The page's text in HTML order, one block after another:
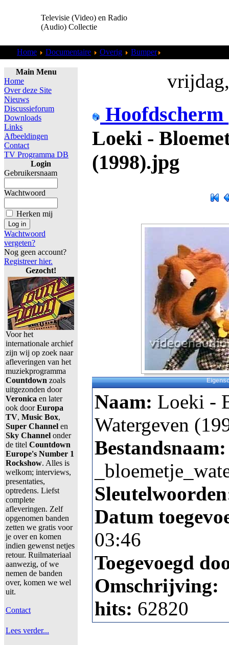
Televisie (Video) en Radio
(Audio) Collectie
Home Documentaire Overig Bumper
Main Menu
Home
Over deze Site
Nieuws
Discussieforum
Downloads
Links
Afbeeldingen
Contact
TV Programma DB
Login
Gebruikersnaam
Wachtwoord
Herken mij
Wachtwoord
vergeten?
Nog geen account?
Registreer hier.
Gezocht!
Voor het
internationale archief
zijn wij op zoek naar
afleveringen van het
muziekprogramma
Countdown zoals
uitgezonden door
Veronica en later
ook doorEuropa
TV, Music Box,
Super Channel en
Sky Channel onder
de titel Countdown
Europe's Number 1
Rockshow. Alles is
welkom; interviews,
presentaties,
optredens. Liefst
complete
afleveringen. Zelf
opgenomen banden
zetten we gratis voor
je over en komen
indien gewenst netjes
retour. Ruilmateriaal
aanwezig, of we
nemen de banden
over, komen we wel
uit.
Contact
Lees verder...
Hoofdscherm
Loeki -
(1998).jpg
Naam: Loeki -
Watergeven
Datum
03:46
Toegevoegd
Omschrijving:
hits: 62820